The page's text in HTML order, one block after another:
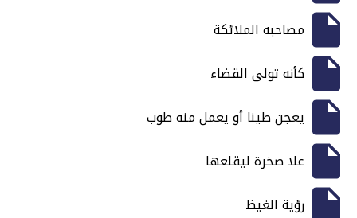
مصاحبه الملائكة
كأنه تولى القضاء
يعجن طينا أو يعمل منه طوب
علا صخرة ليقلعها
رؤية الغيظ